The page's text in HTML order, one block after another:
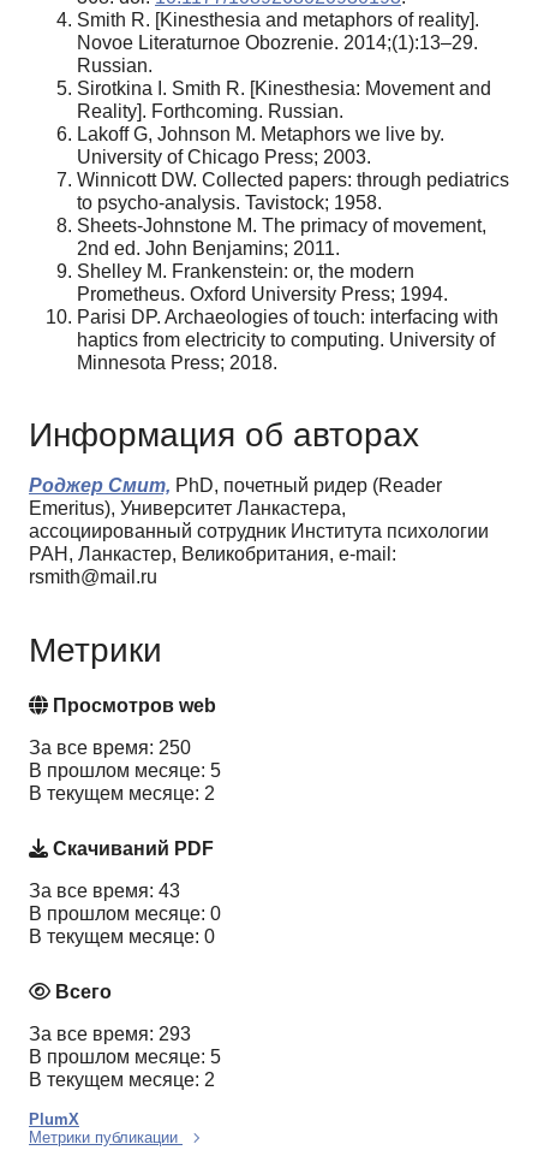
Smith R. [Kinesthesia and metaphors of reality].
Novoe Literaturnoe Obozrenie. 2014;(1):13–29.
Russian.
Sirotkina I. Smith R. [Kinesthesia: Movement and
Reality]. Forthcoming. Russian.
Lakoff G, Johnson M. Metaphors we live by.
University of Chicago Press; 2003.
Winnicott DW. Collected papers: through pediatrics
to psycho-analysis. Tavistock; 1958.
Sheets-Johnstone M. The primacy of movement,
2nd ed. John Benjamins; 2011.
Shelley M. Frankenstein: or, the modern
Prometheus. Oxford University Press; 1994.
Parisi DP. Archaeologies of touch: interfacing with
haptics from electricity to computing. University of
Minnesota Press; 2018.
Информация об авторах
Роджер Смит, PhD, почетный ридер (Reader
Emeritus), Университет Ланкастера,
ассоциированный сотрудник Института психологии
РАН, Ланкастер, Великобритания, e-mail:
rsmith@mail.ru
Метрики
Просмотров web
За все время: 250
В прошлом месяце: 5
В текущем месяце: 2
Скачиваний PDF
За все время: 43
В прошлом месяце: 0
В текущем месяце: 0
Всего
За все время: 293
В прошлом месяце: 5
В текущем месяце: 2
PlumX
Метрики публикации